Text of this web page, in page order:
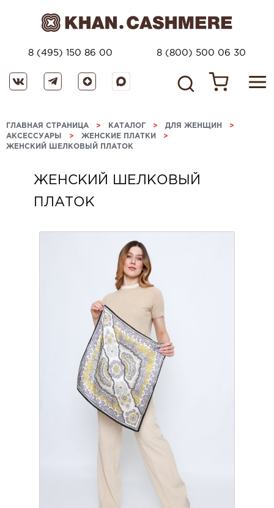
8 (495) 150 86 00 8 (800) 500 06 30
ГЛАВНАЯ СТРАНИЦА > КАТАЛОГ > ДЛЯ ЖЕНЩИН >
АКСЕССУАРЫ > ЖЕНСКИЕ ПЛАТКИ >
ЖЕНСКИЙ ШЕЛКОВЫЙ ПЛАТОК
ЖЕНСКИЙ ШЕЛКОВЫЙ
ПЛАТОК